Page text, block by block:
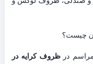
چیست؟
درظروف کرایه در